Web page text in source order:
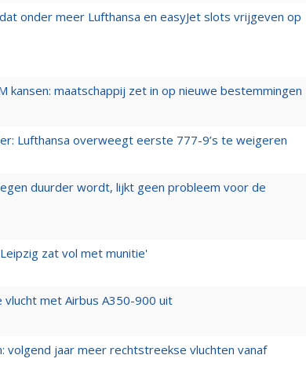
onder meer Lufthansa en easyJet slots vrijgeven op
kansen: maatschappij zet in op nieuwe bestemmingen
Lufthansa overweegt eerste 777-9’s te weigeren
duurder wordt, lijkt geen probleem voor de
zat vol met munitie'
met Airbus A350-900 uit
volgend jaar meer rechtstreekse vluchten vanaf